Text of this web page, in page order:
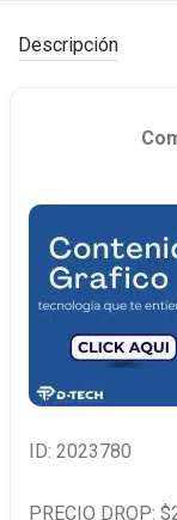
Descripción
ID: 2023780
PRECIO DROP: